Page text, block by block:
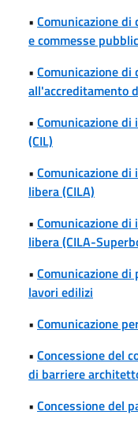
• Comunicazione
e commesse
• Comunicazione
all'accreditamento
• Comunicazione
(CIL)
• Comunicazione
libera (CILA)
• Comunicazione
libera (CILA-
• Comunicazione
lavori edilizi
• Comunicazione
• Concessione del
di barriere
• Concessione del